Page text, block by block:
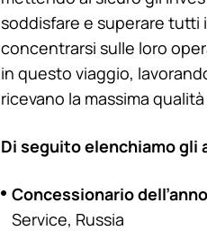
soddisfare e superare tutti
concentrarsi sulle loro
in questo viaggio,
ricevano la massima
Di seguito elenchiamo
Concessionario
Service, Russia